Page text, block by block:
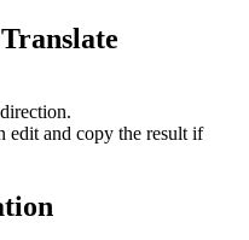
edit and copy the result if